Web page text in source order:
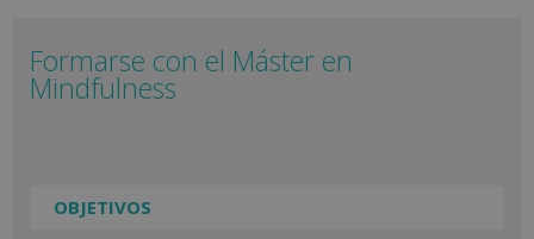
Formarse con el Máster en
Mindfulness
OBJETIVOS